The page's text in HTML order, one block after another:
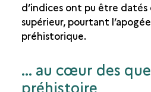
d’indices ont pu être
supérieur, pourtant
préhistorique.
... au cœur des
préhistoire